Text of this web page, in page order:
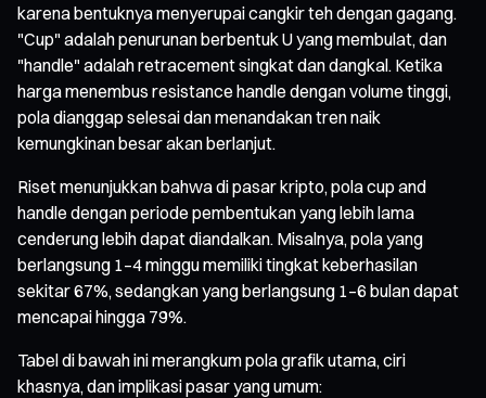
karena bentuknya menyerupai cangkir teh dengan gagang.
"Cup" adalah penurunan berbentuk U yang membulat, dan
"handle" adalah retracement singkat dan dangkal. Ketika
harga menembus resistance handle dengan volume tinggi,
pola dianggap selesai dan menandakan tren naik
kemungkinan besar akan berlanjut.
Riset menunjukkan bahwa di pasar kripto, pola cup and
handle dengan periode pembentukan yang lebih lama
cenderung lebih dapat diandalkan. Misalnya, pola yang
berlangsung 1–4 minggu memiliki tingkat keberhasilan
sekitar 67%, sedangkan yang berlangsung 1–6 bulan dapat
mencapai hingga 79%.
Tabel di bawah ini merangkum pola grafik utama, ciri
khasnya, dan implikasi pasar yang umum: